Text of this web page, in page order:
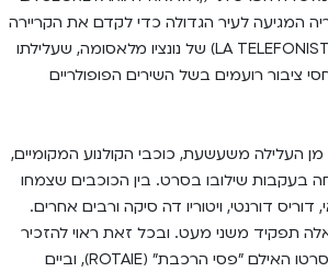
המגיעה לעיר הגדולה כדי לקדם את הקריירה
שלה ולהתחתן עם גבר עשיר, והסרט "המרכזנית" (LA TELEFONISTA, 1932) של נונציו מלאסומה, שעלילתו
ציבור רועמים בשל השירים הפופולריים
העלילה משעשעת, כוכבי הקולנוע המקומיים,
בעקבות שילובו בסרט. בין הכוכבים שצמחו
דורנטי, ויטוריו דה סיקה ורבים אחרים.
תפקיד משני מעט. ובכל זאת ראוי להזכיר
את מריו קמריני, שכבר ב-1929 חרש את התלם הראשון בסרטו האילם "פסי הרכבת" (ROTAIE), וביים